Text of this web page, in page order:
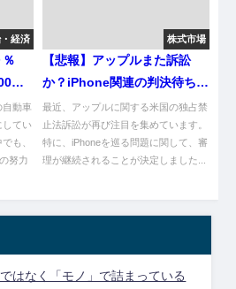
経済
％
万
で！
自動車
てい
も、
努力
株式市場
【悲報】アップルまた訴訟
か？iPhone関連の判決待ちや
んけ！
最近、アップルに関する米国の独占禁
止法訴訟が再び注目を集めています。
特に、iPhoneを巡る問題に関して、審
理が継続されることが決定しました...
はなく「モノ」で詰まっている